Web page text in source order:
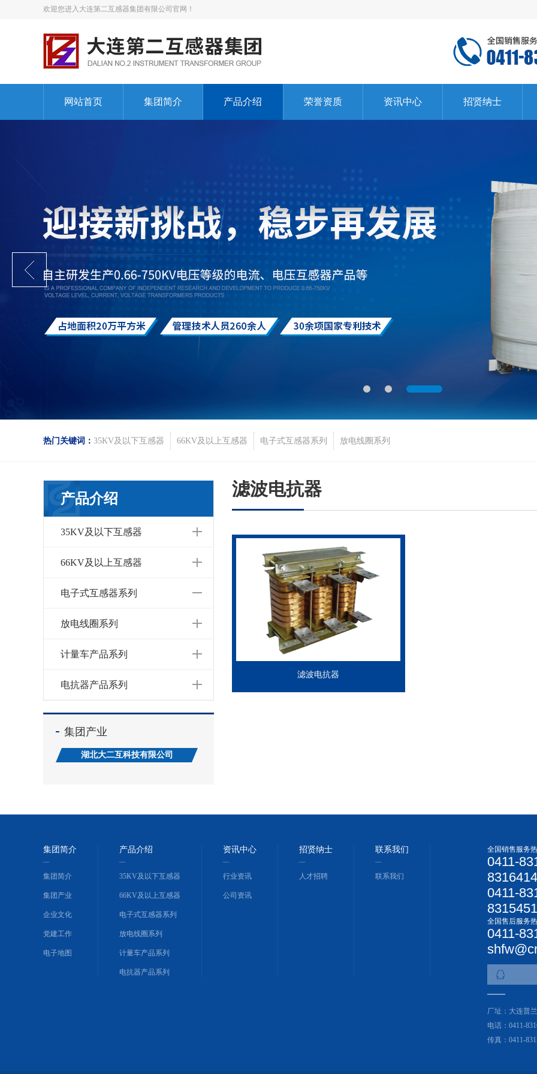
欢迎您进入大连第二互感器集团有限公司官网！
网站首页 集团简介 产品介绍 荣誉资质 资讯中心 招贤纳士
热门关键词： 35KV及以下互感器 66KV及以上互感器 电子式互感器系列 放电线圈系列
产品介绍
35KV及以下互感器
66KV及以上互感器
电子式互感器系列
放电线圈系列
计量车产品系列
电抗器产品系列
集团产业
湖北大二互科技有限公司
滤波电抗器
滤波电抗器
集团简介
集团简介
集团产业
企业文化
党建工作
电子地图
产品介绍
35KV及以下互感器
66KV及以上互感器
电子式互感器系列
放电线圈系列
计量车产品系列
电抗器产品系列
资讯中心
行业资讯
公司资讯
招贤纳士
人才招聘
联系我们
联系我们
全国销售服务热
0411-
0411-
全国售后服务热
0411-
厂址：大连普
电话：0411-
传真：0411-